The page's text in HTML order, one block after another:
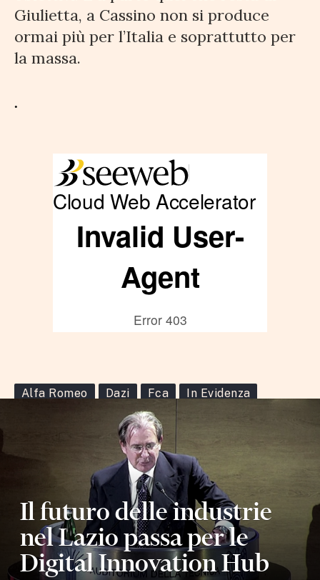
Giulietta, a Cassino non si produce
ormai più per l’Italia e soprattutto per
la massa.
.
Alfa Romeo Dazi Fca In Evidenza
Il futuro delle industrie
nel Lazio passa per le
Digital Innovation Hub